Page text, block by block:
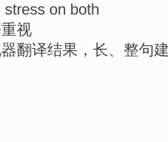
stress on both
视
翻译结果，长、整句